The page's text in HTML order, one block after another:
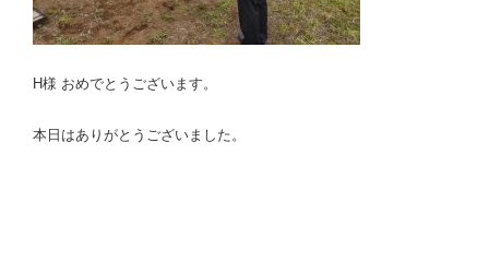
H様 おめでとうございます。
本日はありがとうございました。